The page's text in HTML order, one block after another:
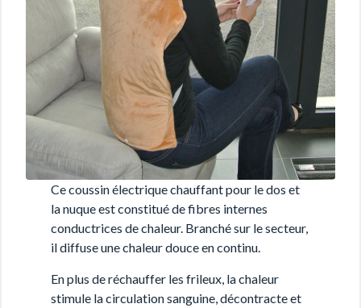
Ce coussin électrique chauffant pour le dos et
la nuque est constitué de fibres internes
conductrices de chaleur. Branché sur le secteur,
il diffuse une chaleur douce en continu.
En plus de réchauffer les frileux, la chaleur
stimule la circulation sanguine, décontracte et